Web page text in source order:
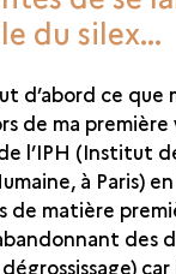
du silex...
d’abord ce que
de ma
l’IPH (Institut
à Paris)
de matière
des